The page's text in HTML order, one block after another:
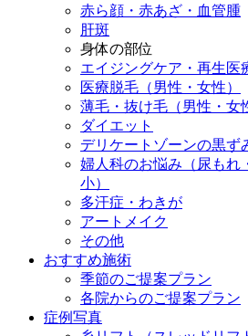
赤ら顔・赤あざ・血管腫
肝斑
身体の部位
エイジングケア・再生医
医療脱毛（男性・女性）
薄毛・抜け毛（男性・女
ダイエット
デリケートゾーンの黒ず
婦人科のお悩み（尿もれ
小）
多汗症・わきが
アートメイク
その他
おすすめ施術
季節のご提案プラン
各院からのご提案プラン
症例写真